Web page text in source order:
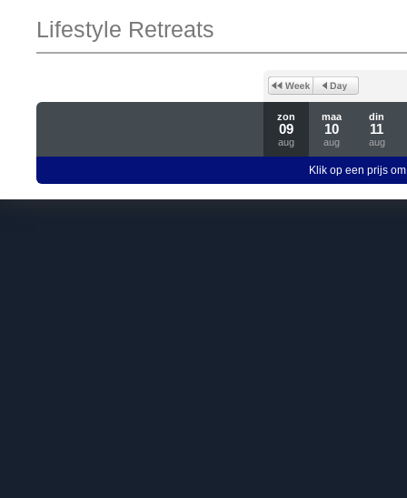
Lifestyle Retreats
zon
09
aug
maa
10
aug
din
11
aug
Klik op een prijs